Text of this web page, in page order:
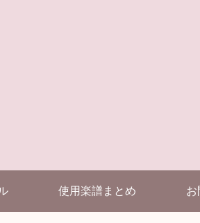
使用楽譜まとめ お